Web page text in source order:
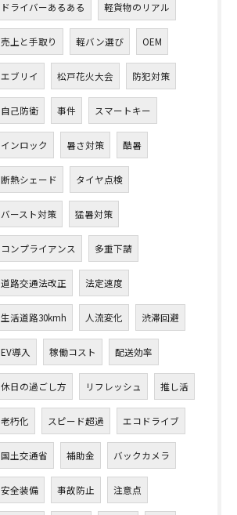
ドライバーあるある 軽貨物のリアル
売上と手取り 軽バン選び OEM
エブリイ 松戸花火大会 防犯対策
自己防衛 事件 スマートキー
インロック 暑さ対策 酷暑
断熱シェード タイヤ点検
バースト対策 猛暑対策
コンプライアンス 多重下請
道路交通法改正 法定速度
生活道路30kmh 人流変化 渋滞回避
EV導入 稼働コスト 配送効率
休日の過ごし方 リフレッシュ 推し活
老朽化 スピード超過 エコドライブ
国土交通省 補助金 バックカメラ
安全装備 事故防止 注意点